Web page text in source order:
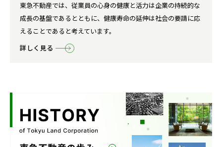
東急不動産では、従業員の心身の健康と活力は企業の持続的な
成長の基盤であるとともに、健康寿命の延伸は社会の要請に応
えることであると考えています。
詳しく見る